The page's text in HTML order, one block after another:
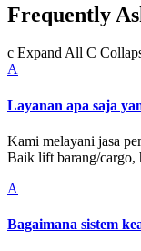
Frequently
c Expand All C
A
Layanan apa saja
Kami melayani jasa
Baik lift barang/cargo,
A
Bagaimana sistem